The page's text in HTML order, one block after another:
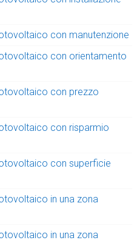
con manutenzione
con orientamento
con prezzo
con risparmio
con superficie
in una zona
in una zona